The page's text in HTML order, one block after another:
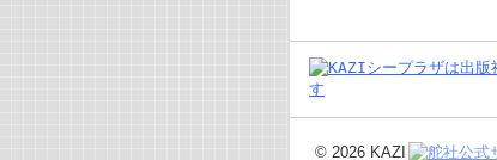
© 2026 KAZI